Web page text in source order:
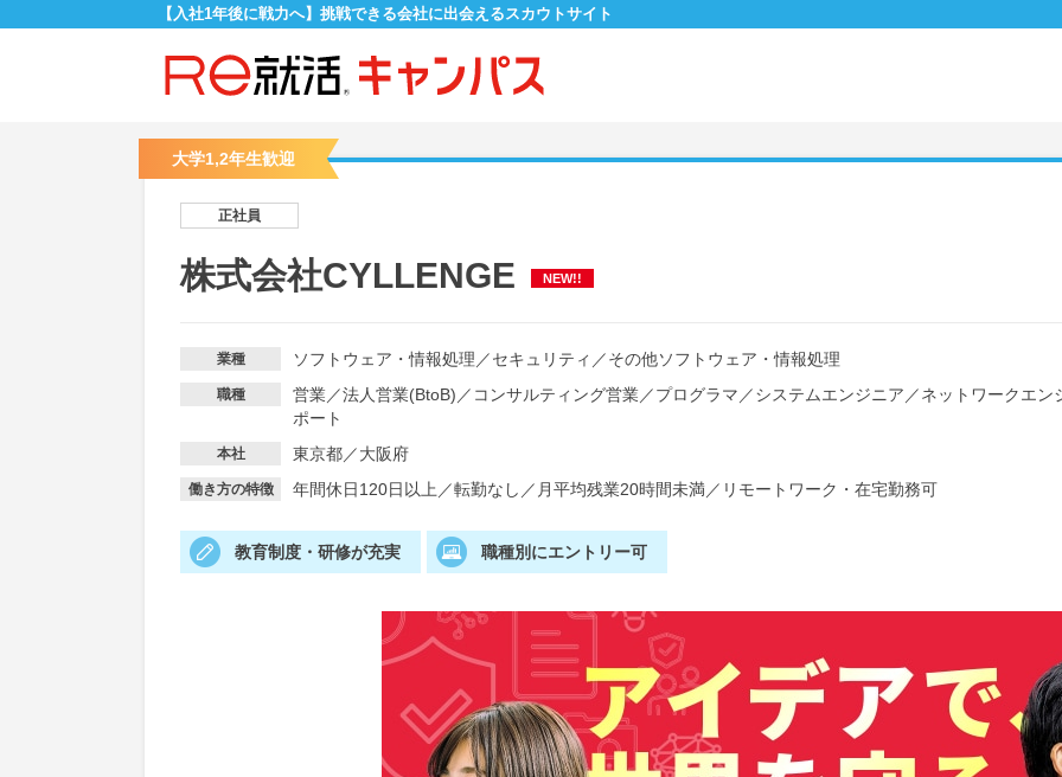
【入社1年後に戦力へ】挑戦できる会社に出会えるスカウトサイト
大学1,2年生歓迎
正社員
株式会社CYLLENGE NEW!!
業種 ソフトウェア・情報処理 ／セキュリティ ／その他ソフトウェア・情報処理
職種 営業／法人営業(BtoB) ／ コンサルティング営業／プログラマ ／システムエンジニア ／ネットワークエン
ポート
本社 東京都／大阪府
働き方の特徴 年間休日120日以上 ／転勤なし ／ 月平均残業20時間未満／ リモートワーク・在宅勤務可
教育制度・研修が充実 職種別にエントリー可